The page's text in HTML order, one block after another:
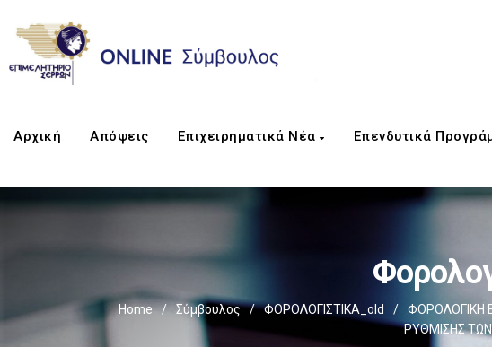
Αρχική Απόψεις Επιχειρηματικά Νέα Επενδυτικά
Home / Σύμβουλος / ΦΟΡΟΛΟΓΙΣΤΙΚΑ_old / ΦΟΡΟΛΟΓΙΚΗ
ΡΥΘΜΙΣΗΣ